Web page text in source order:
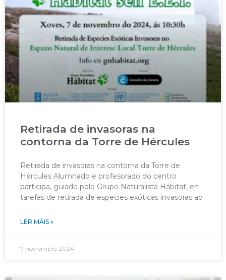
Retirada de invasoras na
contorna da Torre de Hércules
Retirada de invasoras na contorna da Torre de
Hércules Alumnado e profesorado do centro
participa, guiado polo Grupo Naturalista Hábitat, en
tarefas de retirada de especies exóticas invasoras ao
LER MÁIS »
7 noviembre 2024